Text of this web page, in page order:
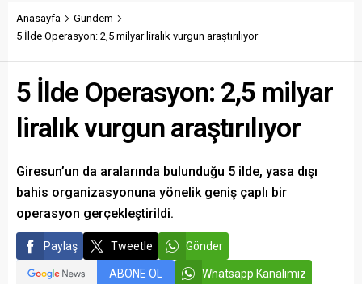
Anasayfa
Gündem
5 İlde Operasyon: 2,5 milyar liralık vurgun araştırılıyor
5 İlde Operasyon: 2,5 milyar
liralık vurgun araştırılıyor
Giresun’un da aralarında bulunduğu 5 ilde, yasa dışı
bahis organizasyonuna yönelik geniş çaplı bir
operasyon gerçekleştirildi.
Paylaş Tweetle Gönder
ABONE OL Whatsapp Kanalımız